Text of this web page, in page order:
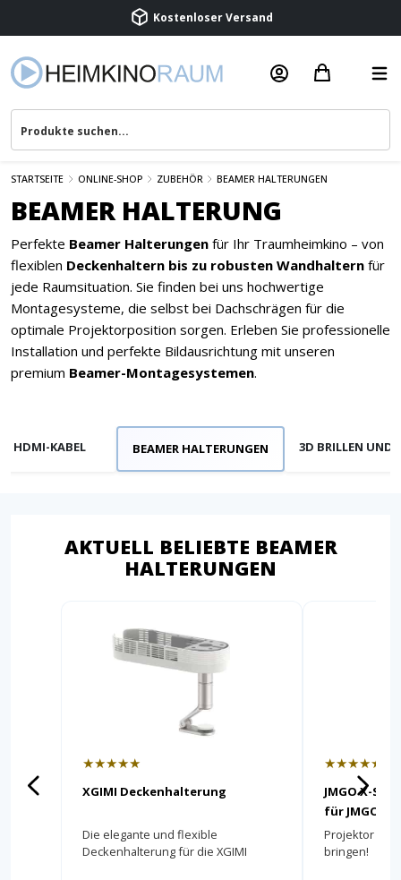
Beratung & Service
STARTSEITE ONLINE-SHOP ZUBEHÖR BEAMER HALTERUNGEN
BEAMER HALTERUNG
Perfekte Beamer Halterungen für Ihr Traumheimkino – von
flexiblen Deckenhaltern bis zu robusten Wandhaltern für
jede Raumsituation. Sie finden bei uns hochwertige
Montagesysteme, die selbst bei Dachschrägen für die
optimale Projektorposition sorgen. Erleben Sie professionelle
Installation und perfekte Bildausrichtung mit unseren
premium Beamer-Montagesystemen.
HDMI-KABEL BEAMER HALTERUNGEN 3D BRILLEN UND
AKTUELL BELIEBTE BEAMER
HALTERUNGEN
★★★★★
XGIMI Deckenhalterung
Die elegante und flexible
Deckenhalterung für die XGIMI
★★★★★
JMGO X-
für JMGO
Projektor
bringen!